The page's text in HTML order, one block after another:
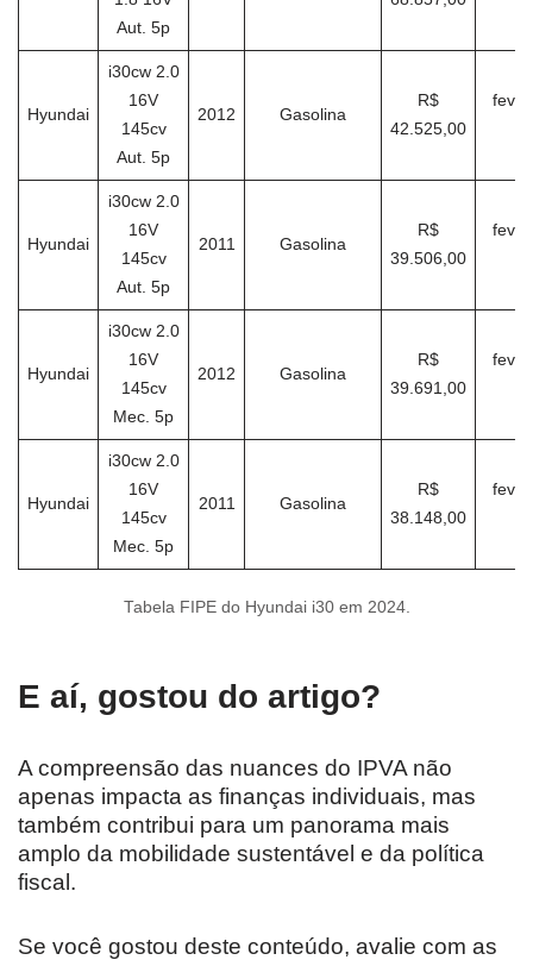
Aut. 5p
Hyundai
i30cw 2.0
16V
145cv
Aut. 5p
2012 Gasolina
R$
42.525,00
Hyundai
i30cw 2.0
16V
145cv
Aut. 5p
2011 Gasolina
R$
39.506,00
Hyundai
i30cw 2.0
16V
145cv
Mec. 5p
2012 Gasolina
R$
39.691,00
Hyundai
i30cw 2.0
16V
145cv
Mec. 5p
2011 Gasolina
R$
38.148,00
Tabela FIPE do Hyundai i30 em 2024.
E aí, gostou do artigo?
A compreensão das nuances do IPVA não
apenas impacta as finanças individuais, mas
também contribui para um panorama mais
amplo da mobilidade sustentável e da política
fiscal.
Se você gostou deste conteúdo, avalie com as